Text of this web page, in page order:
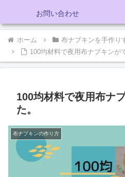
お問い合わせ
ホーム 布ナプキンを手作り
100均材料で夜用布ナプキンが
100均材料で夜用布ナ
た。
布ナプキンの作り方